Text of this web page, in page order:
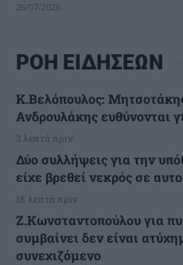
26/07/2026
ΡΟΗ ΕΙΔΗΣΕΩΝ
K.Βελόπουλος:
Ανδρουλάκης ευθύνονται
3 λεπτά πριν
Δύο συλλήψεις για την
είχε βρεθεί νεκρός σε
18 λεπτά πριν
Ζ.Κωνσταντοπούλου για
συμβαίνει δεν είναι
συνεχιζόμενο